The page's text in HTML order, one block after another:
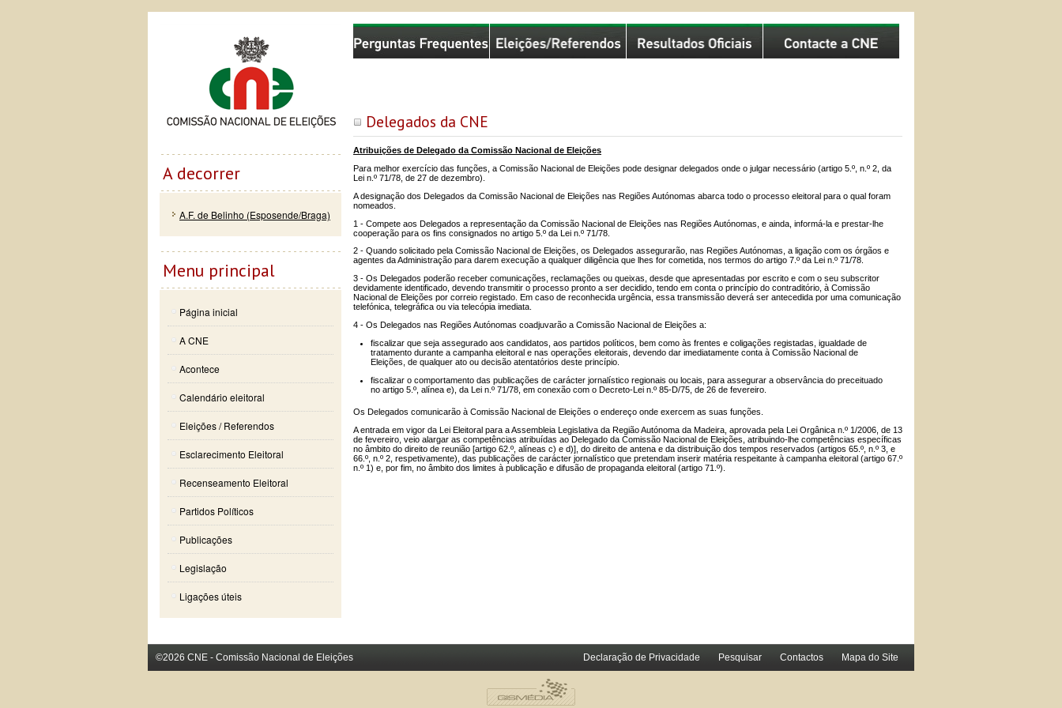
Delegados da CNE
Atribuições de Delegado da Comissão Nacional de Eleições
Para melhor exercício das funções, a Comissão Nacional de Eleições pode designar delegados onde o julgar necessário (artigo 5.º, n.º 2, da
Lei n.º 71/78, de 27 de dezembro).
A designação dos Delegados da Comissão Nacional de Eleições nas Regiões Autónomas abarca todo o processo eleitoral para o qual foram
nomeados.
1 - Compete aos Delegados a representação da Comissão Nacional de Eleições nas Regiões Autónomas, e ainda, informá-la e prestar-lhe
cooperação para os fins consignados no artigo 5.º da Lei n.º 71/78.
2 - Quando solicitado pela Comissão Nacional de Eleições, os Delegados assegurarão, nas Regiões Autónomas, a ligação com os órgãos e
agentes da Administração para darem execução a qualquer diligência que lhes for cometida, nos termos do artigo 7.º da Lei n.º 71/78.
3 - Os Delegados poderão receber comunicações, reclamações ou queixas, desde que apresentadas por escrito e com o seu subscritor
devidamente identificado, devendo transmitir o processo pronto a ser decidido, tendo em conta o princípio do contraditório, à Comissão
Nacional de Eleições por correio registado. Em caso de reconhecida urgência, essa transmissão deverá ser antecedida por uma comunicação
telefónica, telegráfica ou via telecópia imediata.
4 - Os Delegados nas Regiões Autónomas coadjuvarão a Comissão Nacional de Eleições a:
fiscalizar que seja assegurado aos candidatos, aos partidos políticos, bem como às frentes e coligações registadas, igualdade de
tratamento durante a campanha eleitoral e nas operações eleitorais, devendo dar imediatamente conta à Comissão Nacional de
Eleições, de qualquer ato ou decisão atentatórios deste princípio.
fiscalizar o comportamento das publicações de carácter jornalístico regionais ou locais, para assegurar a observância do preceituado
no artigo 5.º, alínea e), da Lei n.º 71/78, em conexão com o Decreto-Lei n.º 85-D/75, de 26 de fevereiro.
Os Delegados comunicarão à Comissão Nacional de Eleições o endereço onde exercem as suas funções.
A entrada em vigor da Lei Eleitoral para a Assembleia Legislativa da Região Autónoma da Madeira, aprovada pela Lei Orgânica n.º 1/2006, de 13
de fevereiro, veio alargar as competências atribuídas ao Delegado da Comissão Nacional de Eleições, atribuindo-lhe competências específicas
no âmbito do direito de reunião [artigo 62.º, alíneas c) e d)], do direito de antena e da distribuição dos tempos reservados (artigos 65.º, n.º 3, e
66.º, n.º 2, respetivamente), das publicações de carácter jornalístico que pretendam inserir matéria respeitante à campanha eleitoral (artigo 67.º
n.º 1) e, por fim, no âmbito dos limites à publicação e difusão de propaganda eleitoral (artigo 71.º).
Comissão Nacional de Eleições
A decorrer
A.F. de Belinho (Esposende/Braga)
Menu principal
Página inicial
A CNE
Acontece
Calendário eleitoral
Eleições / Referendos
Esclarecimento Eleitoral
Recenseamento Eleitoral
Partidos Políticos
Publicações
Legislação
Ligações úteis
©2026 CNE - Comissão Nacional de Eleições Declaração de Privacidade Pesquisar Contactos Mapa do Site